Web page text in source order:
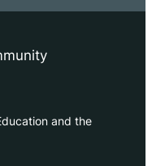
and the